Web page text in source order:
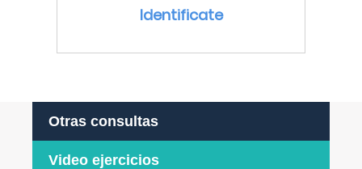
Identificate
Otras consultas
Video ejercicios